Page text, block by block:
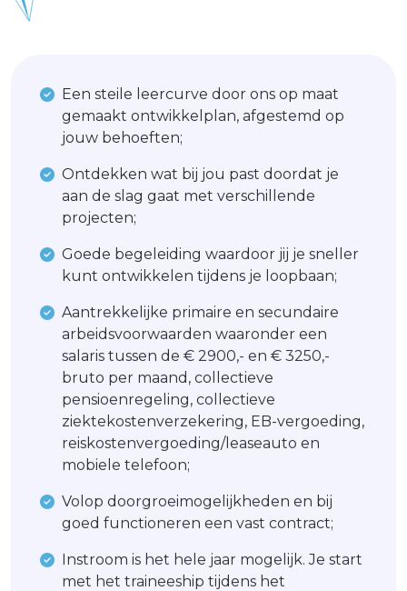
Een steile leercurve door ons op maat
gemaakt ontwikkelplan, afgestemd op
jouw behoeften;
Ontdekken wat bij jou past doordat je
aan de slag gaat met verschillende
projecten;
Goede begeleiding waardoor jij je sneller
kunt ontwikkelen tijdens je loopbaan;
Aantrekkelijke primaire en secundaire
arbeidsvoorwaarden waaronder een
salaris tussen de € 2900,- en € 3250,-
bruto per maand, collectieve
pensioenregeling, collectieve
ziektekostenverzekering, EB-vergoeding,
reiskostenvergoeding/leaseauto en
mobiele telefoon;
Volop doorgroeimogelijkheden en bij
goed functioneren een vast contract;
Instroom is het hele jaar mogelijk. Je start
met het traineeship tijdens het